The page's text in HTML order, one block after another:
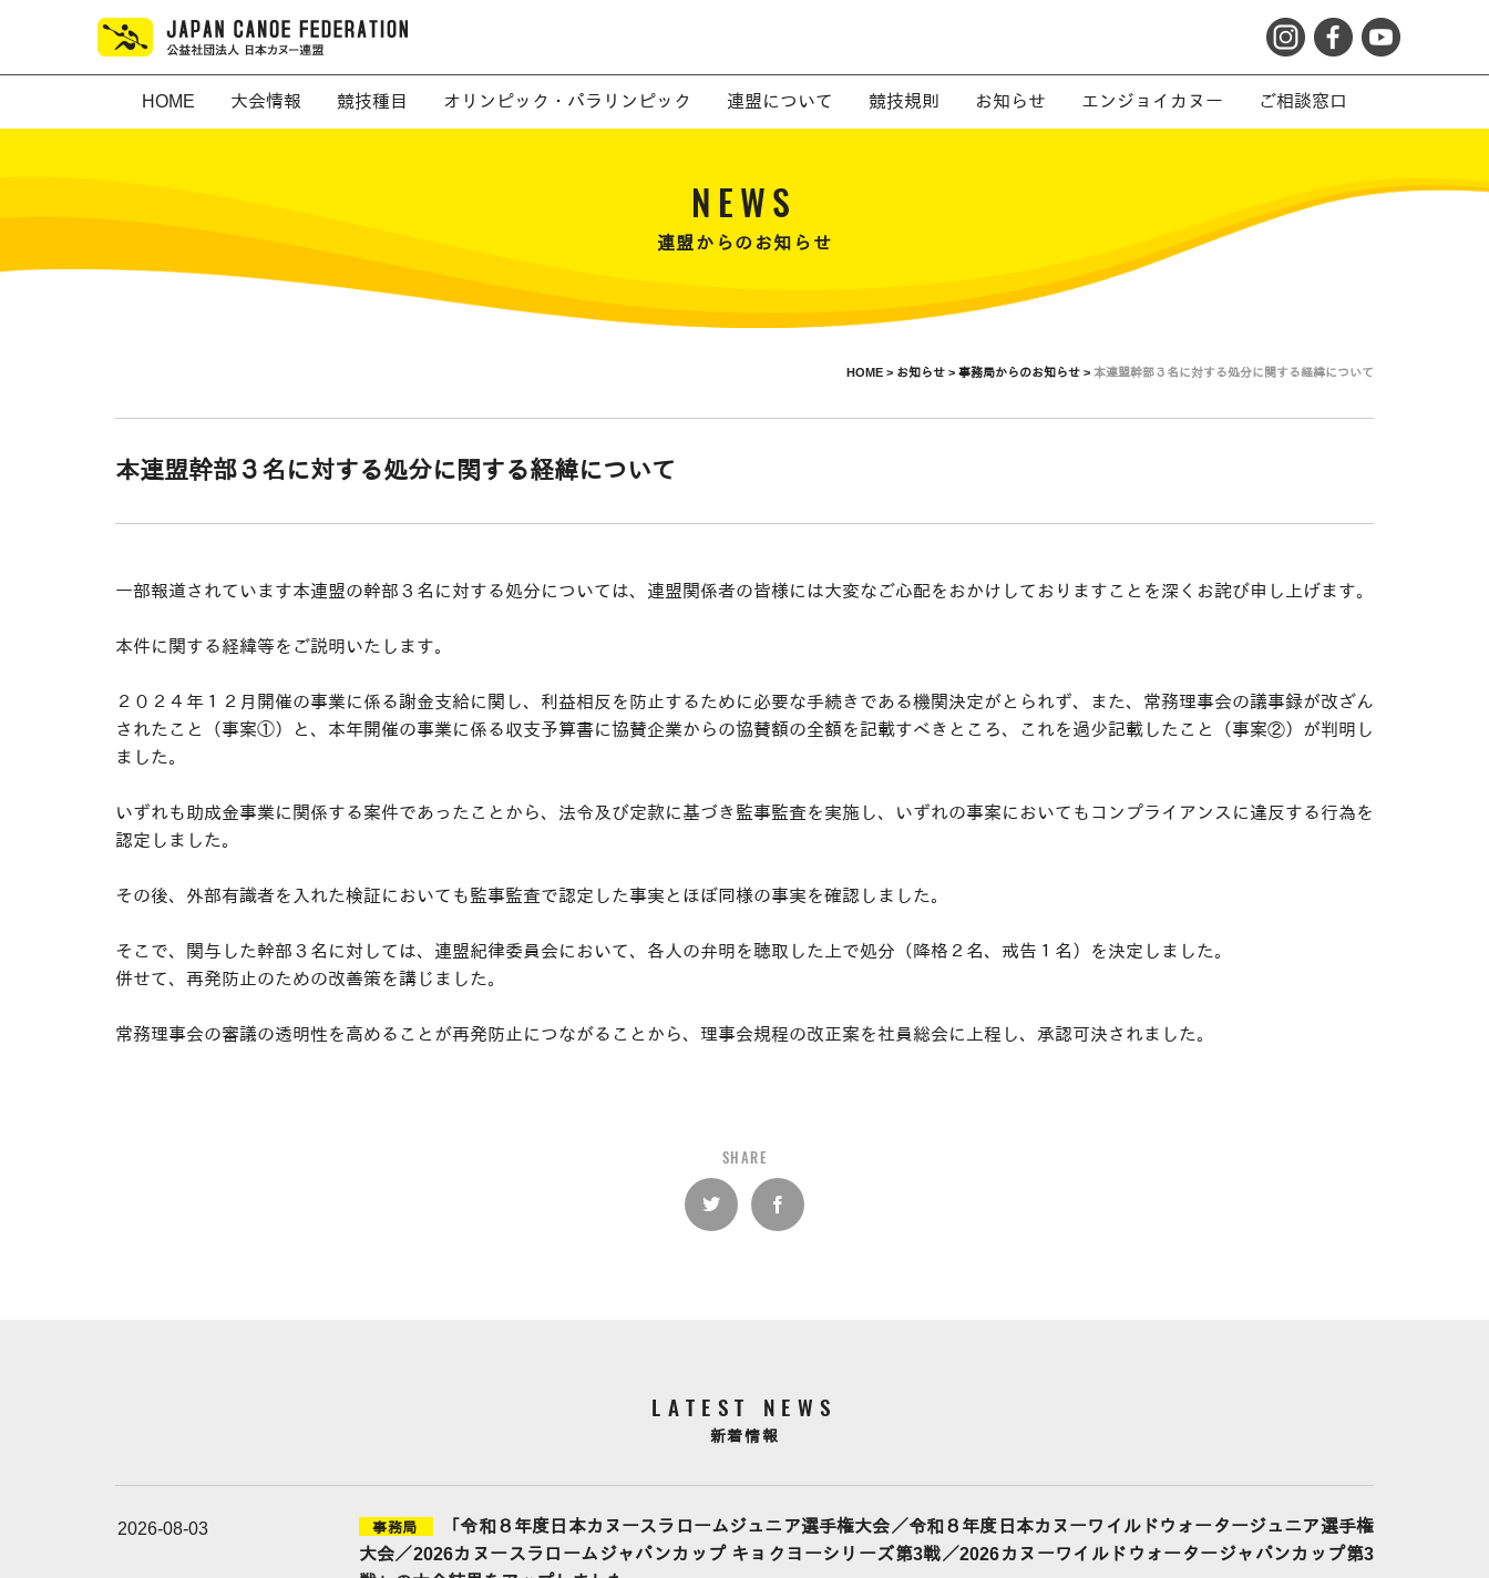
HOME 大会情報 競技種目 オリンピック・パラリンピック 連盟について 競技規則 お知らせ エンジョイカヌー ご相談窓口
NEWS
連盟からのお知らせ
HOME > お知らせ > 事務局からのお知らせ > 本連盟幹部３名に対する処分に関する経緯について
本連盟幹部３名に対する処分に関する経緯について
一部報道されています本連盟の幹部３名に対する処分については、連盟関係者の皆様には大変なご心配をおかけしておりますことを深くお詫び申し上げます。
本件に関する経緯等をご説明いたします。
２０２４年１２月開催の事業に係る謝金支給に関し、利益相反を防止するために必要な手続きである機関決定がとられず、また、常務理事会の議事録が改ざん
されたこと（事案①）と、本年開催の事業に係る収支予算書に協賛企業からの協賛額の全額を記載すべきところ、これを過少記載したこと（事案②）が判明し
ました。
いずれも助成金事業に関係する案件であったことから、法令及び定款に基づき監事監査を実施し、いずれの事案においてもコンプライアンスに違反する行為を
認定しました。
その後、外部有識者を入れた検証においても監事監査で認定した事実とほぼ同様の事実を確認しました。
そこで、関与した幹部３名に対しては、連盟紀律委員会において、各人の弁明を聴取した上で処分（降格２名、戒告１名）を決定しました。
併せて、再発防止のための改善策を講じました。
常務理事会の審議の透明性を高めることが再発防止につながることから、理事会規程の改正案を社員総会に上程し、承認可決されました。
SHARE
LATEST NEWS
新着情報
2026-08-03 事務局
「令和８年度日本カヌースラロームジュニア選手権大会／令和８年度日本カヌーワイルドウォータージュニア選手権
大会／2026カヌースラロームジャパンカップ キョクヨーシリーズ第3戦／2026カヌーワイルドウォータージャパンカップ第3